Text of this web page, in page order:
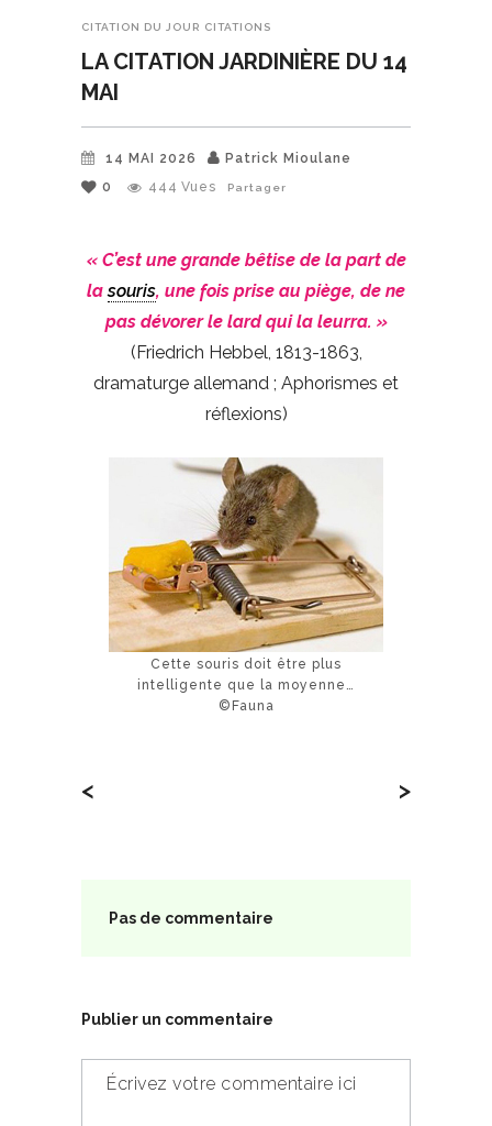
CITATION DU JOUR CITATIONS
LA CITATION JARDINIÈRE DU 14
MAI
14 MAI 2026
Patrick Mioulane
0
444 Vues Partager
« C’est une grande bêtise de la part de
lasouris, une fois prise au piège, de ne
pas dévorer le lard qui la leurra. »
(Friedrich Hebbel, 1813-1863,
dramaturge allemand ; Aphorismes et
réflexions)
Cette souris doit être plus
intelligente que la moyenne…
©Fauna
< >
Pas de commentaire
Publier un commentaire